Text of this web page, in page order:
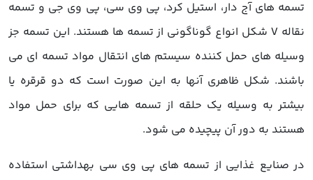
تسمه های آج دار، استیل کرد، پی وی سی، پی وی جی و تسمه
نقاله V شکل انواع گوناگونی از تسمه ها هستند. این تسمه جز
وسیله های حمل کننده سیستم های انتقال مواد تسمه ای می
باشند. شکل ظاهری آنها به این صورت است که دو قرقره یا
بیشتر به وسیله یک حلقه از تسمه هایی که برای حمل مواد
هستند به دور آن پیچیده می شود.
در صنایع غذایی از تسمه های پی وی سی بهداشتی استفاده